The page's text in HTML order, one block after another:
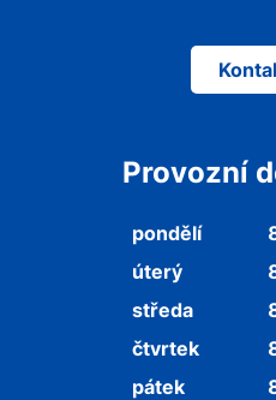
Provozní
pondělí
úterý
středa
čtvrtek
pátek